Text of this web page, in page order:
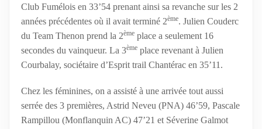
Club Fumélois en 33’54 prenant ainsi sa revanche sur les 2
années précédentes où il avait terminé 2ème. Julien Couderc
du Team Thenon prend la 2ème place a seulement 16
secondes du vainqueur. La 3ème place revenant à Julien
Courbalay, sociétaire d’Esprit trail Chantérac en 35’11.
Chez les féminines, on a assisté à une arrivée tout aussi
serrée des 3 premières, Astrid Neveu (PNA) 46’59, Pascale
Rampillou (Monflanquin AC) 47’21 et Séverine Galmot